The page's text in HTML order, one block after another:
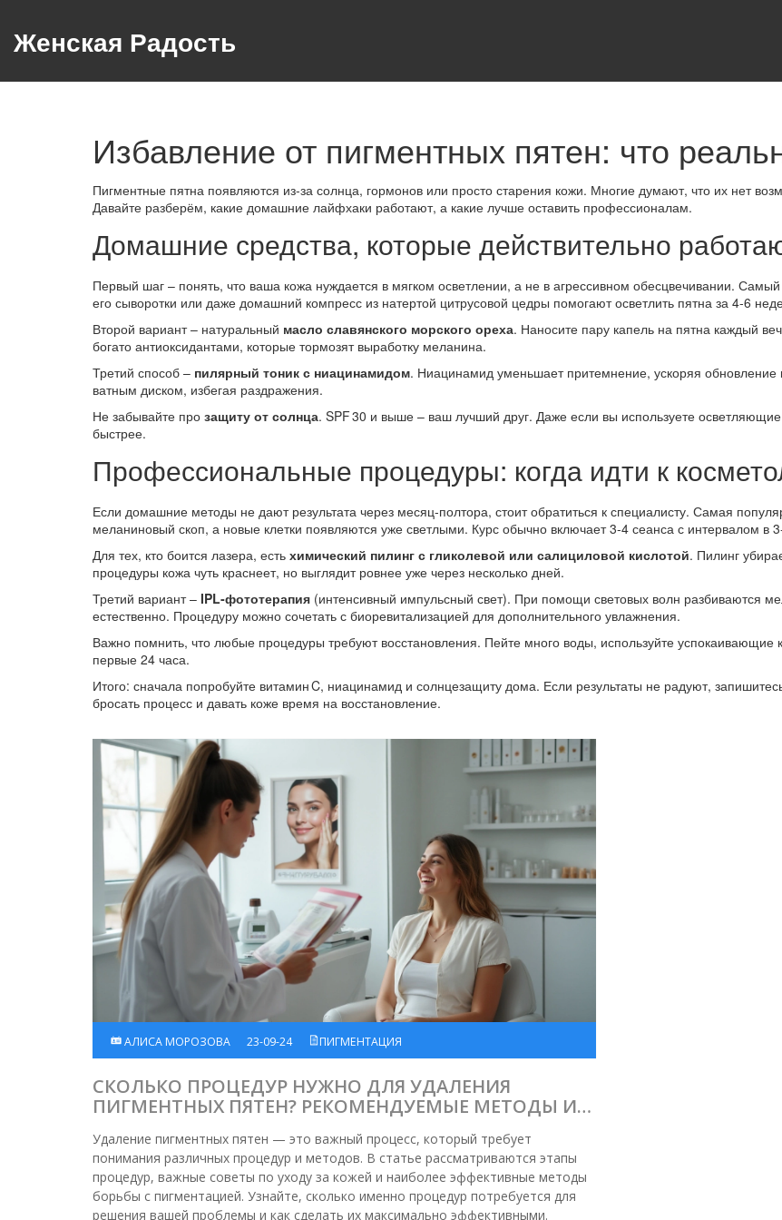
Женская Радость
Избавление от пигментных пятен: что
Пигментные пятна появляются из‑за солнца, гормонов или просто старения кожи. Многие думают, что их нет
Давайте разберём, какие домашние лайфхаки работают, а какие лучше оставить профессионалам.
Домашние средства, которые действительно
Первый шаг – понять, что ваша кожа нуждается в мягком осветлении, а не в агрессивном обесцвечивании.
его сыворотки или даже домашний компресс из натертой цитрусовой цедры помогают осветлить пятна за 4‑6
Второй вариант – натуральный масло славянского морского ореха. Наносите пару капель на пятна каждый
богато антиоксидантами, которые тормозят выработку меланина.
Третий способ – пилярный тоник с ниацинамидом. Ниацинамид уменьшает притемнение, ускоряя обновление
ватным диском, избегая раздражения.
Не забывайте про защиту от солнца. SPF 30 и выше – ваш лучший друг. Даже если вы используете
быстрее.
Профессиональные процедуры: когда идти к
Если домашние методы не дают результата через месяц‑полтора, стоит обратиться к специалисту. Самая
меланиновый скоп, а новые клетки появляются уже светлыми. Курс обычно включает 3‑4 сеанса с интервалом в
Для тех, кто боится лазера, есть химический пилинг с гликолевой или салициловой кислотой. Пилинг
процедуры кожа чуть краснеет, но выглядит ровнее уже через несколько дней.
Третий вариант – IPL‑фототерапия (интенсивный импульсный свет). При помощи световых волн разбиваются
естественно. Процедуру можно сочетать с биоревитализацией для дополнительного увлажнения.
Важно помнить, что любые процедуры требуют восстановления. Пейте много воды, используйте успокаивающие
первые 24 часа.
Итого: сначала попробуйте витамин C, ниацинамид и солнцезащиту дома. Если результаты не радуют,
бросать процесс и давать коже время на восстановление.
АЛИСА МОРОЗОВА 23-09-24 ПИГМЕНТАЦИЯ
СКОЛЬКО ПРОЦЕДУР НУЖНО ДЛЯ УДАЛЕНИЯ
ПИГМЕНТНЫХ ПЯТЕН? РЕКОМЕНДУЕМЫЕ МЕТОДЫ И
Удаление пигментных пятен — это важный процесс, который требует
понимания различных процедур и методов. В статье рассматриваются этапы
процедур, важные советы по уходу за кожей и наиболее эффективные методы
борьбы с пигментацией. Узнайте, сколько именно процедур потребуется для
решения вашей проблемы и как сделать их максимально эффективными.